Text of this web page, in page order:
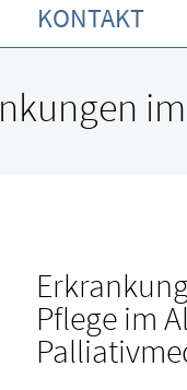
KONTAKT
Pflege im